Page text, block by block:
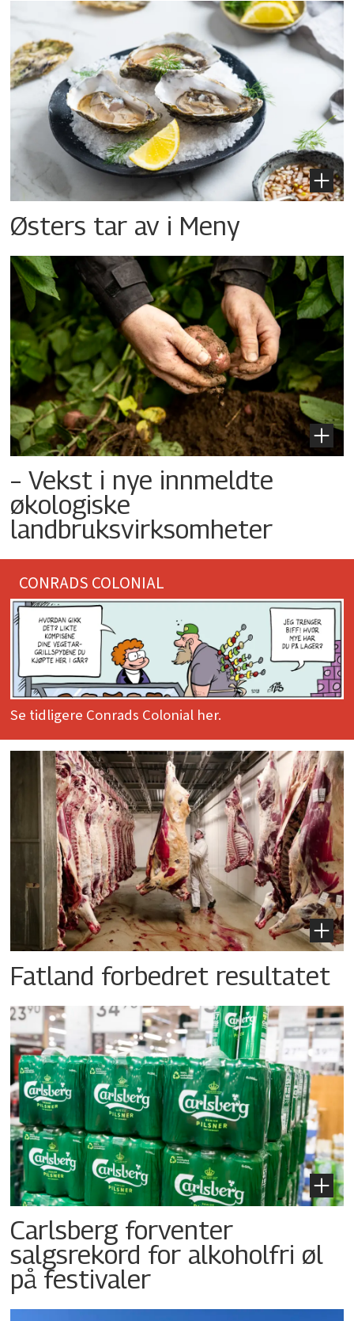
Østers tar av i Meny
– Vekst i nye innmeldte
økologiske
landbruksvirksomheter
CONRADS COLONIAL
Se tidligere Conrads Colonial her.
Fatland forbedret resultatet
Carlsberg forventer
salgsrekord for alkoholfri øl
på festivaler